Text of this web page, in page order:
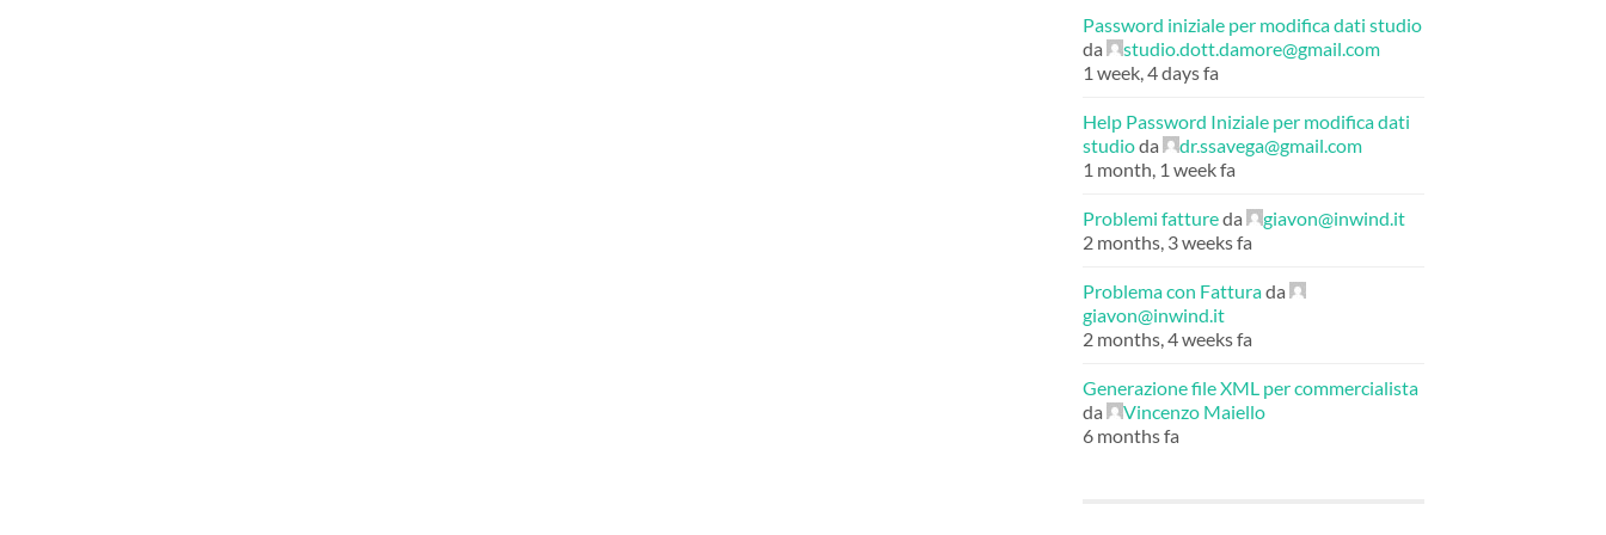
Password iniziale per modifica dati studio
da
studio.dott.damore@gmail.com
1 week, 4 days fa
Help Password Iniziale per modifica dati
studioda
dr.ssavega@gmail.com
1 month, 1 week fa
Problemi fattureda
giavon@inwind.it
2 months, 3 weeks fa
Problema con Fatturada
giavon@inwind.it
2 months, 4 weeks fa
Generazione file XML per commercialista
da
Vincenzo Maiello
6 months fa